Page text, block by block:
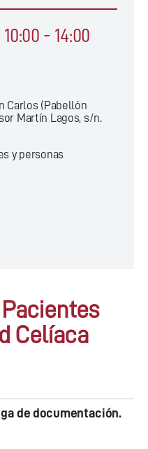
10:00 - 14:00
Carlos (Pabellón
Martín Lagos, s/n.
y personas
Pacientes
Celíaca
de documentación.